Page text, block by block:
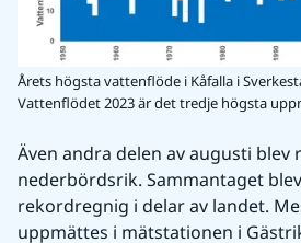
Årets högsta vattenflöde i Kåfalla i
Vattenflödet 2023 är det tredje högsta
Även andra delen av augusti blev
nederbördsrik. Sammantaget
rekordregnig i delar av landet.
uppmättes i mätstationen i